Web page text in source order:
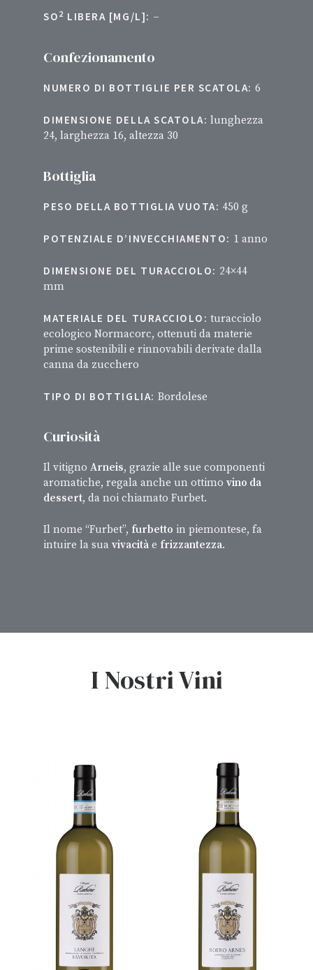
SO 2 LIBERA [MG/L]: –
Confezionamento
NUMERO DI BOTTIGLIE PER SCATOLA: 6
DIMENSIONE DELLA SCATOLA: lunghezza
24, larghezza 16, altezza 30
Bottiglia
PESO DELLA BOTTIGLIA VUOTA: 450 g
POTENZIALE D’INVECCHIAMENTO: 1 anno
DIMENSIONE DEL TURACCIOLO: 24×44
mm
MATERIALE DEL TURACCIOLO: turacciolo
ecologico Normacorc, ottenuti da materie
prime sostenibili e rinnovabili derivate dalla
canna da zucchero
TIPO DI BOTTIGLIA: Bordolese
Curiosità
Il vitignoArneis, grazie alle sue componenti
aromatiche, regala anche un ottimovino da
dessert, da noi chiamato Furbet.
Il nome “Furbet”, furbetto in piemontese, fa
intuire la suavivacità e frizzantezza.
I Nostri Vini